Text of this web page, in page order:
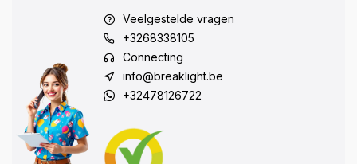
Veelgestelde vragen
+3268338105
Connecting
info@breaklight.be
+32478126722